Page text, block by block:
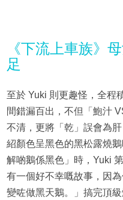
《下流上車族》
足
至於 Yuki 則更趣怪，全程
間錯漏百出，不但「鮑汁
不清，更將「乾」誤會為
紹顏色呈黑色的黑松露燒
解啲鵝係黑色」時，Yuki
有一個好不幸嘅故事，因
變咗做黑天鵝。」搞完頂